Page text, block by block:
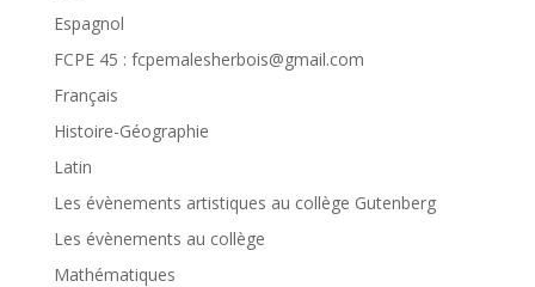
Espagnol
FCPE 45 : fcpemalesherbois@gmail.com
Français
Histoire-Géographie
Latin
Les évènements artistiques au collège Gutenberg
Les évènements au collège
Mathématiques